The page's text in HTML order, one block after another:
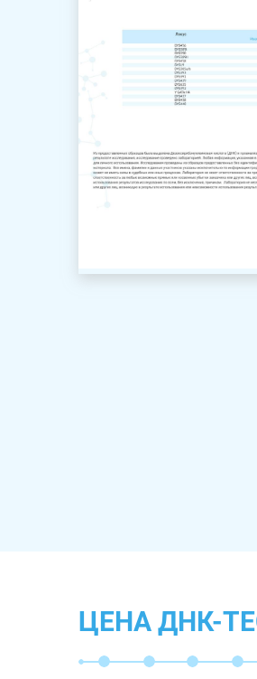
ЦЕНА ДНК-